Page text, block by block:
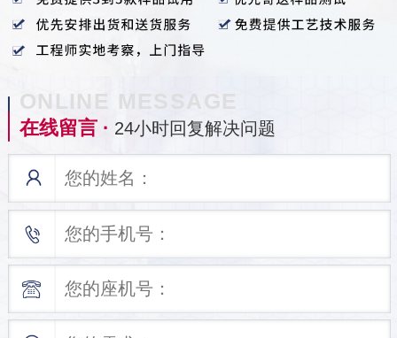
ONLINE MESSAGE
在线留言 · 24小时回复解决问题